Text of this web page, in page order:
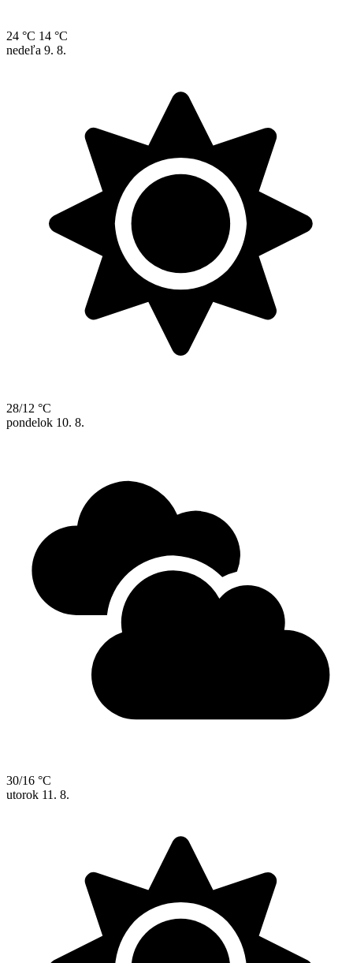
24 °C 14 °C
nedeľa 9. 8.
28/12 °C
pondelok 10. 8.
30/16 °C
utorok 11. 8.